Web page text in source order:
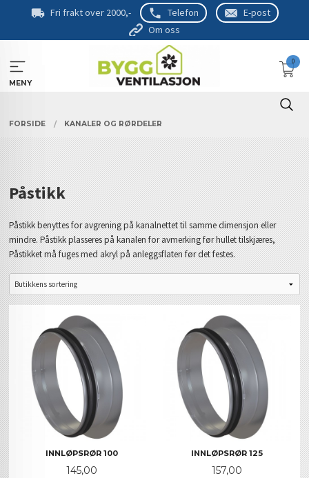
Fri frakt over 2000,- Telefon
E-post
Om oss
MENY
0
FORSIDE KANALER OG RØRDELER
Påstikk
Påstikk benyttes for avgrening på kanalnettet til samme dimensjon eller
mindre. Påstikk plasseres på kanalen for avmerking før hullet tilskjæres,
Påstikket må fuges med akryl på anleggsflaten før det festes.
INNLØPSRØR 100
Pris
145,00
INNLØPSRØR 125
Pris
157,00